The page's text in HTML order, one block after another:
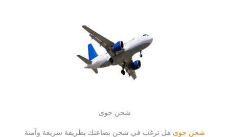
شحن جوى
شحن جوى هل ترغب في شحن بضاعتك بطريقة سريعة وآمنة